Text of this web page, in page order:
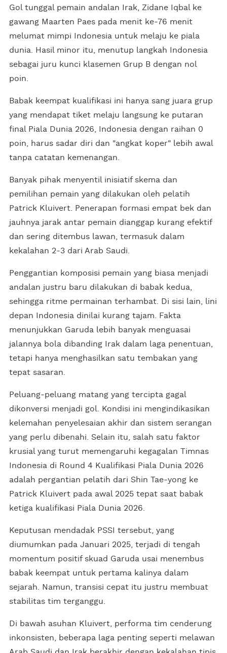
Gol tunggal pemain andalan Irak, Zidane Iqbal ke
gawang Maarten Paes pada menit ke-76 menit
melumat mimpi Indonesia untuk melaju ke piala
dunia. Hasil minor itu, menutup langkah Indonesia
sebagai juru kunci klasemen Grup B dengan nol
poin.
Babak keempat kualifikasi ini hanya sang juara grup
yang mendapat tiket melaju langsung ke putaran
final Piala Dunia 2026, Indonesia dengan raihan 0
poin, harus sadar diri dan "angkat koper" lebih awal
tanpa catatan kemenangan.
Banyak pihak menyentil inisiatif skema dan
pemilihan pemain yang dilakukan oleh pelatih
Patrick Kluivert. Penerapan formasi empat bek dan
jauhnya jarak antar pemain dianggap kurang efektif
dan sering ditembus lawan, termasuk dalam
kekalahan 2-3 dari Arab Saudi.
Penggantian komposisi pemain yang biasa menjadi
andalan justru baru dilakukan di babak kedua,
sehingga ritme permainan terhambat. Di sisi lain, lini
depan Indonesia dinilai kurang tajam. Fakta
menunjukkan Garuda lebih banyak menguasai
jalannya bola dibanding Irak dalam laga penentuan,
tetapi hanya menghasilkan satu tembakan yang
tepat sasaran.
Peluang-peluang matang yang tercipta gagal
dikonversi menjadi gol. Kondisi ini mengindikasikan
kelemahan penyelesaian akhir dan sistem serangan
yang perlu dibenahi. Selain itu, salah satu faktor
krusial yang turut memengaruhi kegagalan Timnas
Indonesia di Round 4 Kualifikasi Piala Dunia 2026
adalah pergantian pelatih dari Shin Tae-yong ke
Patrick Kluivert pada awal 2025 tepat saat babak
ketiga kualifikasi Piala Dunia 2026.
Keputusan mendadak PSSI tersebut, yang
diumumkan pada Januari 2025, terjadi di tengah
momentum positif skuad Garuda usai menembus
babak keempat untuk pertama kalinya dalam
sejarah. Namun, transisi cepat itu justru membuat
stabilitas tim terganggu.
Di bawah asuhan Kluivert, performa tim cenderung
inkonsisten, beberapa laga penting seperti melawan